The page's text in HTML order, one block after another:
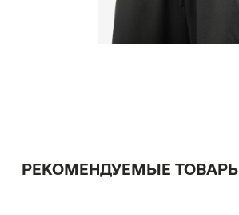
РЕКОМЕНДУЕМЫЕ ТОВАРЫ